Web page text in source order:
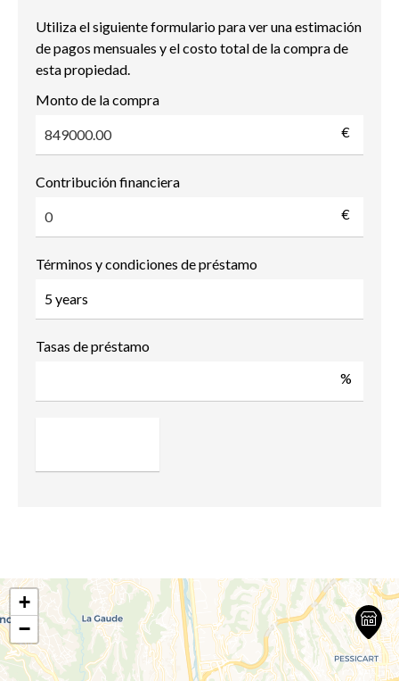
Utiliza el siguiente formulario para ver una estimación
de pagos mensuales y el costo total de la compra de
esta propiedad.
Monto de la compra
€
Contribución financiera
€
Términos y condiciones de préstamo
Tasas de préstamo
%
+
−